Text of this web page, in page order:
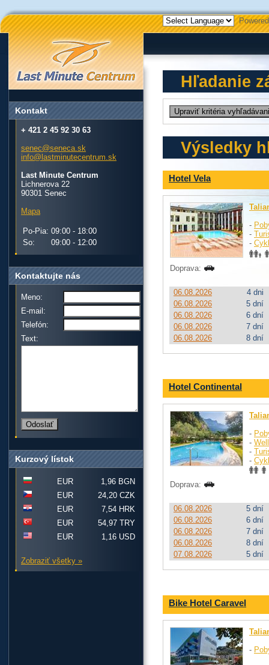
Hľadanie
Výsledky
Hotel Vela
-
-
-
Doprava:
06.08.2026
4 dni
06.08.2026
5 dní
06.08.2026
6 dní
06.08.2026
7 dní
06.08.2026
8 dní
Hotel Continental
-
-
-
-
Doprava:
06.08.2026
5 dní
06.08.2026
6 dní
06.08.2026
7 dní
06.08.2026
8 dní
07.08.2026
5 dní
Bike Hotel Caravel
-
Kontakt
+ 421 2 45 92 30 63
senec@seneca.sk
info@lastminutecentrum.sk
Last Minute Centrum
Lichnerova 22
90301 Senec
Mapa
Po-Pia: 09:00 - 18:00
So:
09:00 - 12:00
Kontaktujte nás
Meno:
E-mail:
Telefón:
Text:
Kurzový lístok
EUR
1,96 BGN
EUR
24,20 CZK
EUR
7,54 HRK
EUR
54,97 TRY
EUR
1,16 USD
Zobraziť všetky »